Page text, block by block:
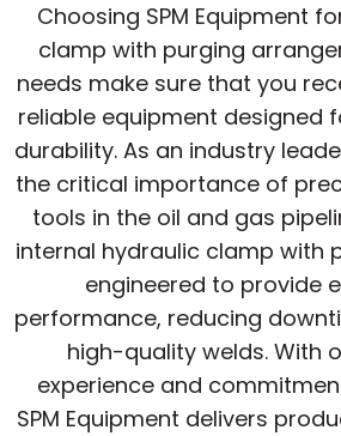
Choosing SPM Equipment
clamp with purging
needs make sure that you
reliable equipment designed
durability. As an industry
the critical importance of
tools in the oil and gas
internal hydraulic clamp with
engineered to provide
performance, reducing
high-quality welds. With
experience and
SPM Equipment delivers